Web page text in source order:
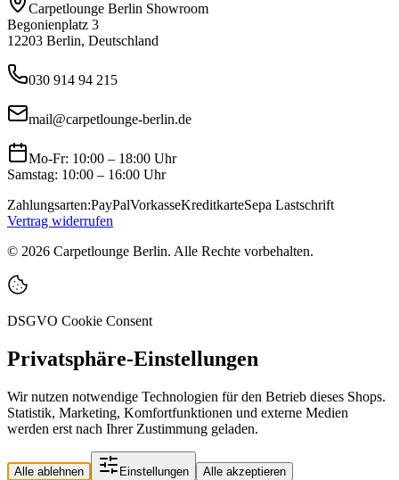
Carpetlounge Berlin Showroom
Begonienplatz 3
12203 Berlin, Deutschland
030 914 94 215
mail@carpetlounge-berlin.de
Mo-Fr: 10:00 – 18:00 Uhr
Samstag: 10:00 – 16:00 Uhr
Zahlungsarten:PayPalVorkasseKreditkarteSepa Lastschrift
Vertrag widerrufen
© 2026 Carpetlounge Berlin. Alle Rechte vorbehalten.
DSGVO Cookie Consent
Privatsphäre-Einstellungen
Wir nutzen notwendige Technologien für den Betrieb dieses Shops.
Statistik, Marketing, Komfortfunktionen und externe Medien
werden erst nach Ihrer Zustimmung geladen.
Alle ablehnen Einstellungen Alle akzeptieren